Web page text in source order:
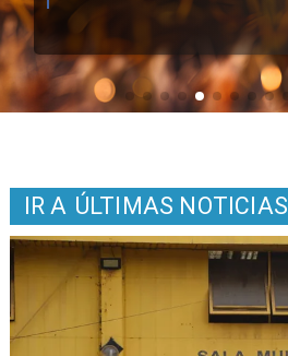
IR A ÚLTIMAS NOTICIAS